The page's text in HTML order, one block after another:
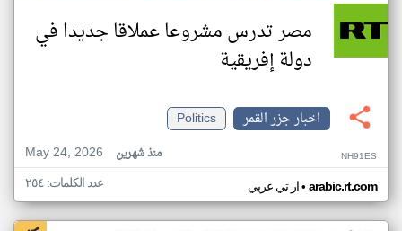
مصر تدرس مشروعا عملاقا جديدا في
دولة إفريقية
اخبار جزر القمر
Politics
May 24, 2026
منذ شهرين NH91ES
ار تي عربي• arabic.rt.com عدد الكلمات: ٢٥٤